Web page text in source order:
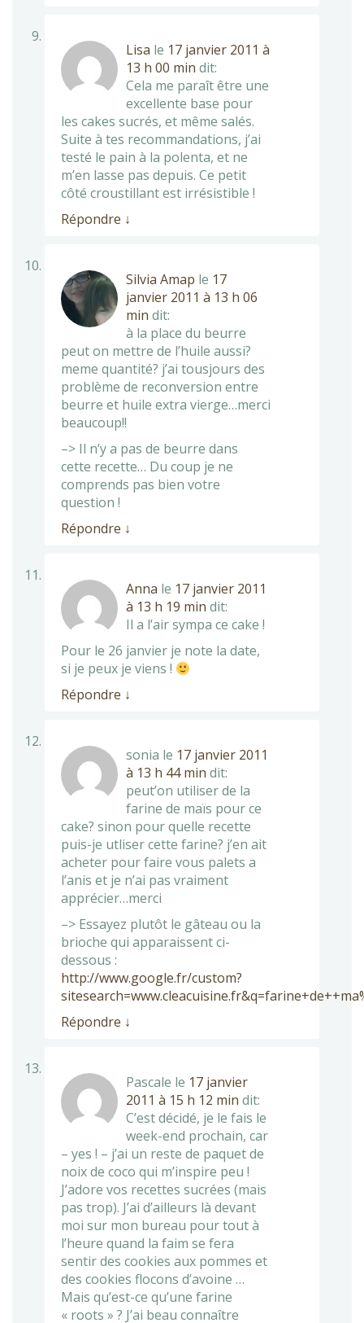
Lisa le 17 janvier 2011 à
13 h 00 min dit:
Cela me paraît être une
excellente base pour
les cakes sucrés, et même salés.
Suite à tes recommandations, j’ai
testé le pain à la polenta, et ne
m’en lasse pas depuis. Ce petit
côté croustillant est irrésistible !
Répondre ↓
Silvia Amap le 17
janvier 2011 à 13 h 06
min dit:
à la place du beurre
peut on mettre de l’huile aussi?
meme quantité? j’ai tousjours des
problème de reconversion entre
beurre et huile extra vierge…merci
beaucoup!!
–> Il n’y a pas de beurre dans
cette recette… Du coup je ne
comprends pas bien votre
question !
Répondre ↓
Anna le 17 janvier 2011
à 13 h 19 min dit:
Il a l’air sympa ce cake !
Pour le 26 janvier je note la date,
si je peux je viens !
Répondre ↓
sonia le 17 janvier 2011
à 13 h 44 min dit:
peut’on utiliser de la
farine de maïs pour ce
cake? sinon pour quelle recette
puis-je utliser cette farine? j’en ait
acheter pour faire vous palets a
l’anis et je n’ai pas vraiment
apprécier…merci
–> Essayez plutôt le gâteau ou la
brioche qui apparaissent ci-
dessous :
http://www.google.fr/custom?
Répondre ↓
Pascale le 17 janvier
2011 à 15 h 12 min dit:
C’est décidé, je le fais le
week-end prochain, car
– yes ! – j’ai un reste de paquet de
noix de coco qui m’inspire peu !
J’adore vos recettes sucrées (mais
pas trop). J’ai d’ailleurs là devant
moi sur mon bureau pour tout à
l’heure quand la faim se fera
sentir des cookies aux pommes et
des cookies flocons d’avoine …
Mais qu’est-ce qu’une farine
« roots » ? J’ai beau connaître